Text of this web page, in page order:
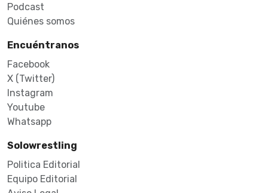
Podcast
Quiénes somos
Encuéntranos
Facebook
X (Twitter)
Instagram
Youtube
Whatsapp
Solowrestling
Politica Editorial
Equipo Editorial